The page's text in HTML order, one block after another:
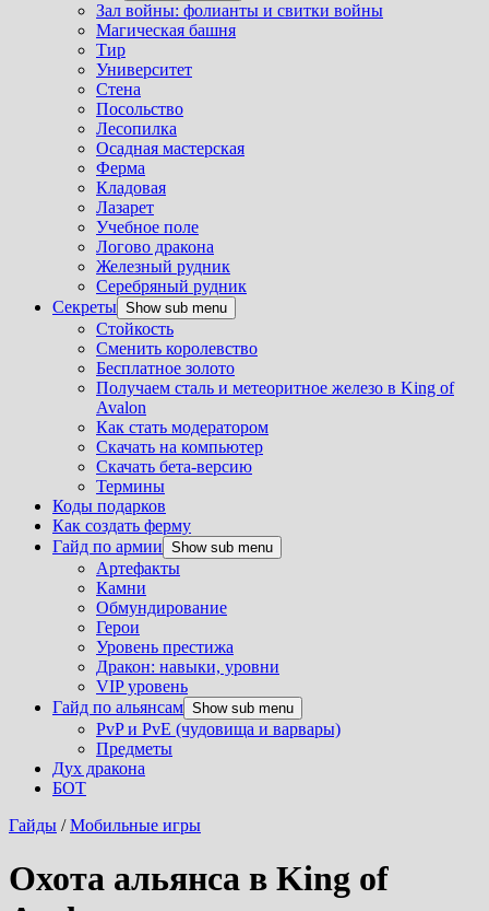
Зал войны: фолианты и свитки войны
Магическая башня
Тир
Университет
Стена
Посольство
Лесопилка
Осадная мастерская
Ферма
Кладовая
Лазарет
Учебное поле
Логово дракона
Железный рудник
Серебряный рудник
Секреты Show sub menu
Стойкость
Сменить королевство
Бесплатное золото
Получаем сталь и метеоритное железо в King of
Avalon
Как стать модератором
Скачать на компьютер
Скачать бета-версию
Термины
Коды подарков
Как создать ферму
Гайд по армии Show sub menu
Артефакты
Камни
Обмундирование
Герои
Уровень престижа
Дракон: навыки, уровни
VIP уровень
Гайд по альянсам Show sub menu
PvP и PvE (чудовища и варвары)
Предметы
Дух дракона
БОТ
Гайды /Мобильные игры
Охота альянса в King of